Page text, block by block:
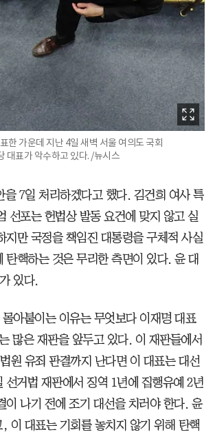
한 가운데 지난 4일 새벽 서울 여의도 국회
대표가 악수하고 있다. /뉴시스
7일 처리하겠다고 했다. 김건희 여사 특
선포는 헌법상 발동 요건에 맞지 않고 실
만 국정을 책임진 대통령을 구체적 사실
핵하는 것은 무리한 측면이 있다. 윤 대
있다.
아붙이는 이유는 무엇보다 이재명 대표
많은 재판을 앞두고 있다. 이 재판들에서
원 유죄 판결까지 난다면 이 대표는 대선
거법 재판에서 징역 1년에 집행유예 2년
나기 전에 조기 대선을 치러야 한다. 윤
이 대표는 기회를 놓치지 않기 위해 탄핵